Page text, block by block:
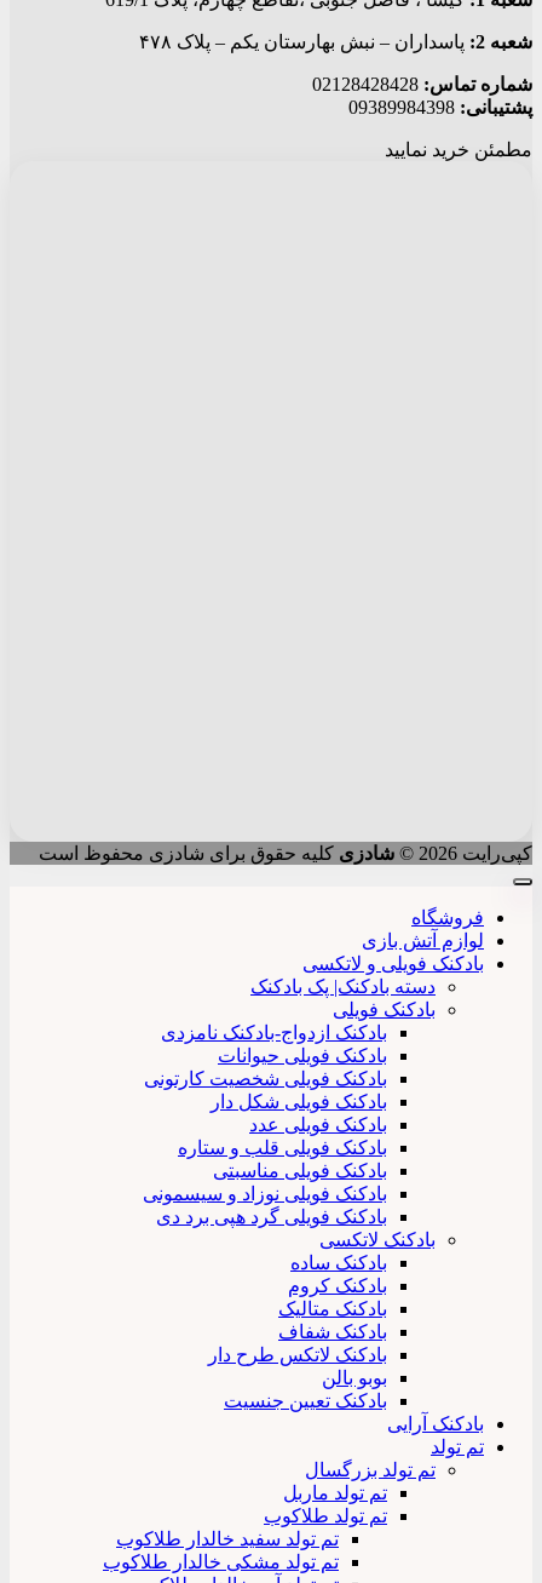
شعبه 2: پاسداران – نبش بهارستان یکم – پلاک ۴۷۸
شماره تماس:
پشتیبانی:
مطمئن خرید نمایید
کپی‌رایت 2026 © شادزی کلیه حقوق برای شادزی محفوظ است
فروشگاه
لوازم آتش بازی
بادکنک فویلی و لاتکسی
دسته بادکنک| پک بادکنک
بادکنک فویلی
بادکنک ازدواج-بادکنک نامزدی
بادکنک فویلی حیوانات
بادکنک فویلی شخصیت کارتونی
بادکنک فویلی شکل دار
بادکنک فویلی عدد
بادکنک فویلی قلب و ستاره
بادکنک فویلی مناسبتی
بادکنک فویلی نوزاد و سیسمونی
بادکنک فویلی گرد هپی برد دی
بادکنک لاتکسی
بادکنک ساده
بادکنک کروم
بادکنک متالیک
بادکنک شفاف
بادکنک لاتکس طرح دار
بوبو بالن
بادکنک تعیین جنسیت
بادکنک آرایی
تم تولد
تم تولد بزرگسال
تم تولد ماربل
تم تولد طلاکوب
تم تولد سفید خالدار طلاکوب
تم تولد مشکی خالدار طلاکوب